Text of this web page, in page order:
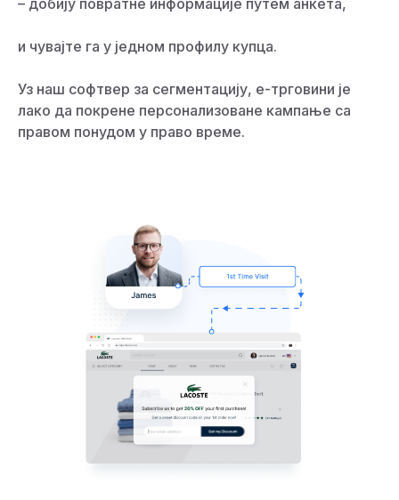
– добију повратне информације путем анкета,
и чувајте га у једном профилу купца.
Уз наш софтвер за сегментацију, е-трговини је
лако да покрене персонализоване кампање са
правом понудом у право време.